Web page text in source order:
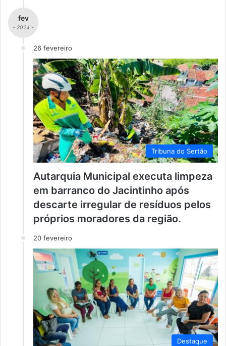
fev
- 2024 -
26 fevereiro
Tribuna do Sertão
Autarquia Municipal executa limpeza
em barranco do Jacintinho após
descarte irregular de resíduos pelos
próprios moradores da região.
20 fevereiro
Destaque